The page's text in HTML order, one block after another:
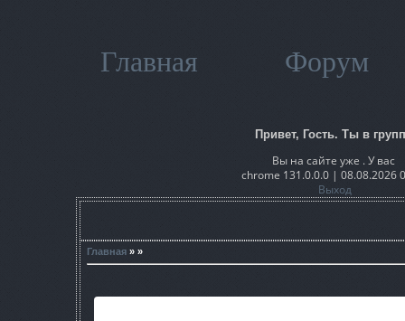
Главная Форум
Привет, Гость. Ты в
Вы на сайте уже . У вас
chrome 131.0.0.0 | 08.08.2026
Выход
Главная » »